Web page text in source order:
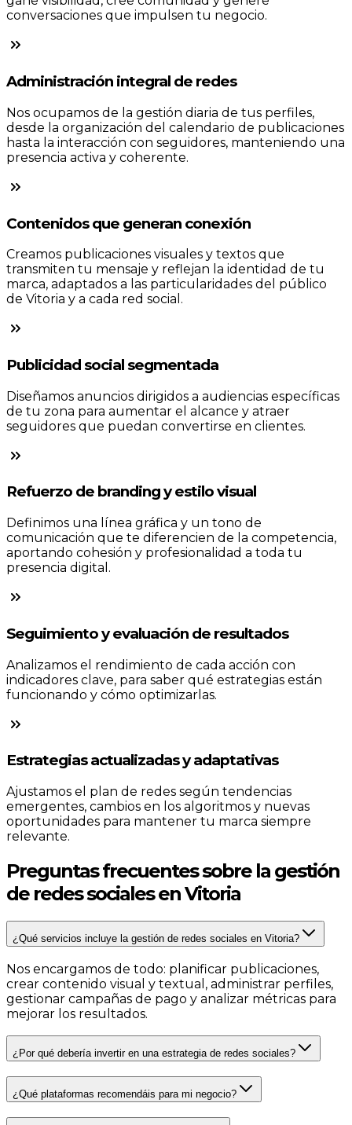
conversaciones que impulsen tu negocio.
Administración integral de redes
Nos ocupamos de la gestión diaria de tus perfiles,
desde la organización del calendario de publicaciones
hasta la interacción con seguidores, manteniendo una
presencia activa y coherente.
Contenidos que generan conexión
Creamos publicaciones visuales y textos que
transmiten tu mensaje y reflejan la identidad de tu
marca, adaptados a las particularidades del público
de Vitoria y a cada red social.
Publicidad social segmentada
Diseñamos anuncios dirigidos a audiencias específicas
de tu zona para aumentar el alcance y atraer
seguidores que puedan convertirse en clientes.
Refuerzo de branding y estilo visual
Definimos una línea gráfica y un tono de
comunicación que te diferencien de la competencia,
aportando cohesión y profesionalidad a toda tu
presencia digital.
Seguimiento y evaluación de resultados
Analizamos el rendimiento de cada acción con
indicadores clave, para saber qué estrategias están
funcionando y cómo optimizarlas.
Estrategias actualizadas y adaptativas
Ajustamos el plan de redes según tendencias
emergentes, cambios en los algoritmos y nuevas
oportunidades para mantener tu marca siempre
relevante.
Preguntas frecuentes sobre la gestión
de redes sociales en Vitoria
¿Qué servicios incluye la gestión de redes sociales en Vitoria?
Nos encargamos de todo: planificar publicaciones,
crear contenido visual y textual, administrar perfiles,
gestionar campañas de pago y analizar métricas para
mejorar los resultados.
¿Por qué debería invertir en una estrategia de redes sociales?
¿Qué plataformas recomendáis para mi negocio?